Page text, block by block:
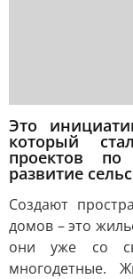
Это
который
проектов по
развитие
Создают
домов – это
они уже со
многодетные.